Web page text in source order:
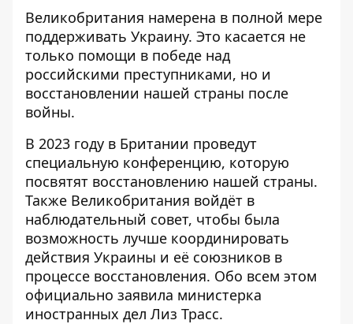
Великобритания намерена в полной мере
поддерживать Украину. Это касается не
только помощи в победе над
российскими преступниками, но и
восстановлении нашей страны после
войны.
В 2023 году в Британии проведут
специальную конференцию, которую
посвятят восстановлению нашей страны.
Также Великобритания войдёт в
наблюдательный совет, чтобы была
возможность лучше координировать
действия Украины и её союзников в
процессе восстановления. Обо всем этом
официально заявила министерка
иностранных дел Лиз Трасс.